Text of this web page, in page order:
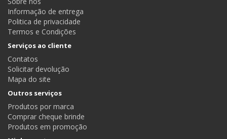
Informação de entrega
Politica de privacidade
Termos e Condições
Serviços ao cliente
Contatos
Solicitar devolução
Mapa do site
Outros serviços
Produtos por marca
Comprar cheque brinde
Produtos em promoção